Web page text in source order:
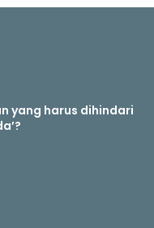
yang harus dihindari